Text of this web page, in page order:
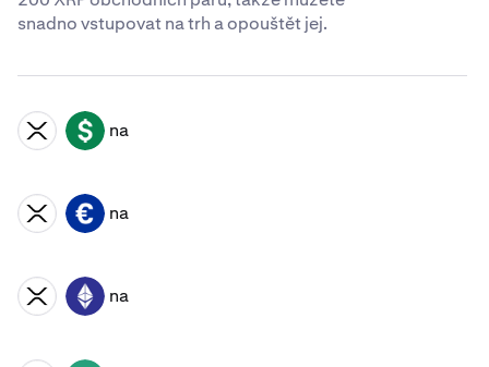
snadno vstupovat na trh a opouštět jej.
XRP USD na
XRP EUR na
XRP ETH na